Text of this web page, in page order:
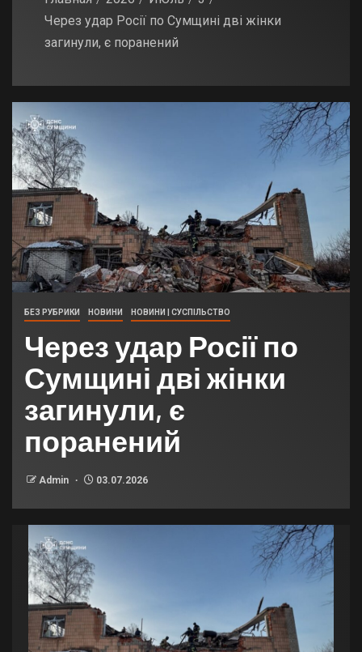
Через удар Росії по Сумщині дві жінки
загинули, є поранений
БЕЗ РУБРИКИ НОВИНИ НОВИНИ | СУСПІЛЬСТВО
Через удар Росії по
Сумщині дві жінки
загинули, є
поранений
Admin 03.07.2026